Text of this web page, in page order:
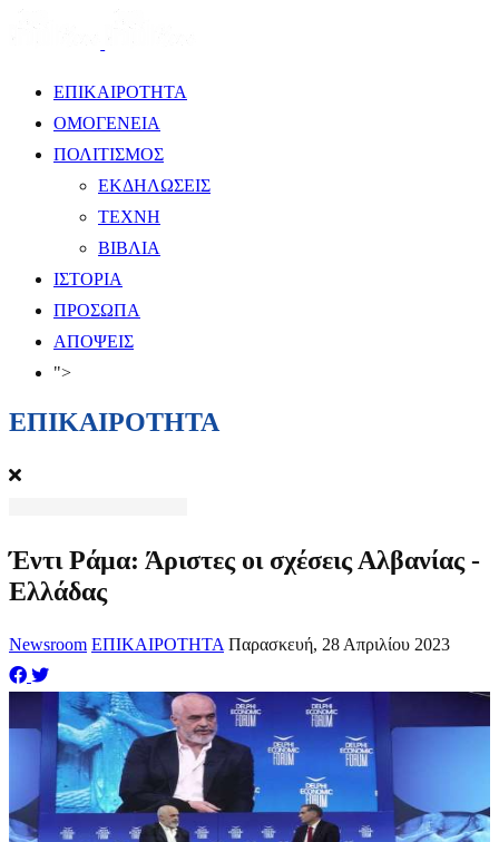
ΕΠΙΚΑΙΡΟΤΗΤΑ
ΟΜΟΓΕΝΕΙΑ
ΠΟΛΙΤΙΣΜΟΣ
ΕΚΔΗΛΩΣΕΙΣ
ΤΕΧΝΗ
ΒΙΒΛΙΑ
ΙΣΤΟΡΙΑ
ΠΡΟΣΩΠΑ
ΑΠΟΨΕΙΣ
">
ΕΠΙΚΑΙΡΟΤΗΤΑ
Έντι Ράμα: Άριστες οι σχέσεις Αλβανίας -
Ελλάδας
Newsroom ΕΠΙΚΑΙΡΟΤΗΤΑ Παρασκευή, 28 Απριλίου 2023